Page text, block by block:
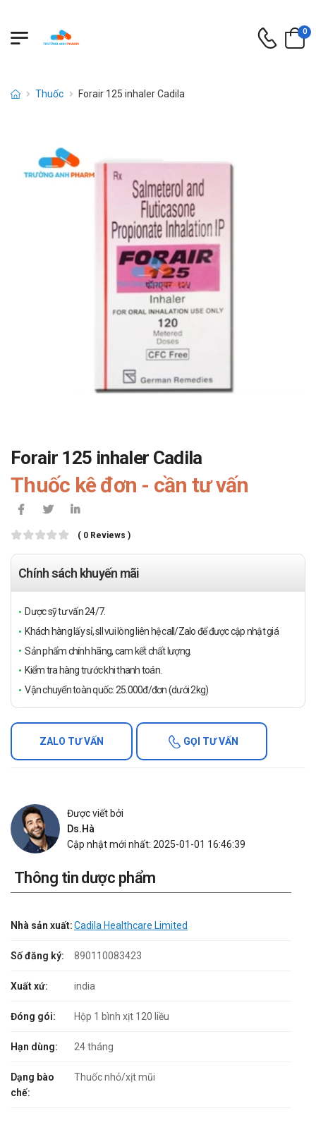
0
Thuốc Forair 125 inhaler Cadila
Forair 125 inhaler Cadila
Thuốc kê đơn - cần tư vấn
( 0 Reviews )
Chính sách khuyến mãi
Dược sỹ tư vấn 24/7.
Khách hàng lấy sỉ, sll vui lòng liên hệ call/Zalo để được cập nhật giá
Sản phẩm chính hãng, cam kết chất lượng.
Kiểm tra hàng trước khi thanh toán.
Vận chuyển toàn quốc: 25.000đ/đơn (dưới 2kg)
ZALO TƯ VẤN GỌI TƯ VẤN
Được viết bởi
Ds.Hà
Cập nhật mới nhất: 2025-01-01 16:46:39
Thông tin dược phẩm
Nhà sản xuất:Cadila Healthcare Limited
Số đăng ký: 890110083423
Xuất xứ: india
Đóng gói: Hộp 1 bình xịt 120 liều
Hạn dùng: 24 tháng
Dạng bào
chế:
Thuốc nhỏ/xịt mũi